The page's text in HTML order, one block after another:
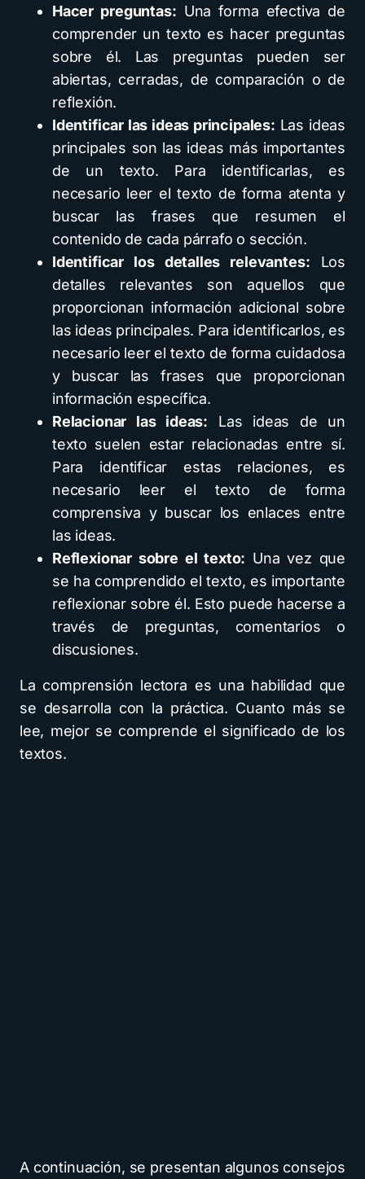
Hacer preguntas: Una forma efectiva de
comprender un texto es hacer preguntas
sobre él. Las preguntas pueden ser
abiertas, cerradas, de comparación o de
reflexión.
Identificar las ideas principales: Las ideas
principales son las ideas más importantes
de un texto. Para identificarlas, es
necesario leer el texto de forma atenta y
buscar las frases que resumen el
contenido de cada párrafo o sección.
Identificar los detalles relevantes: Los
detalles relevantes son aquellos que
proporcionan información adicional sobre
las ideas principales. Para identificarlos, es
necesario leer el texto de forma cuidadosa
y buscar las frases que proporcionan
información específica.
Relacionar las ideas: Las ideas de un
texto suelen estar relacionadas entre sí.
Para identificar estas relaciones, es
necesario leer el texto de forma
comprensiva y buscar los enlaces entre
las ideas.
Reflexionar sobre el texto: Una vez que
se ha comprendido el texto, es importante
reflexionar sobre él. Esto puede hacerse a
través de preguntas, comentarios o
discusiones.
La comprensión lectora es una habilidad que
se desarrolla con la práctica. Cuanto más se
lee, mejor se comprende el significado de los
textos.
A continuación, se presentan algunos consejos